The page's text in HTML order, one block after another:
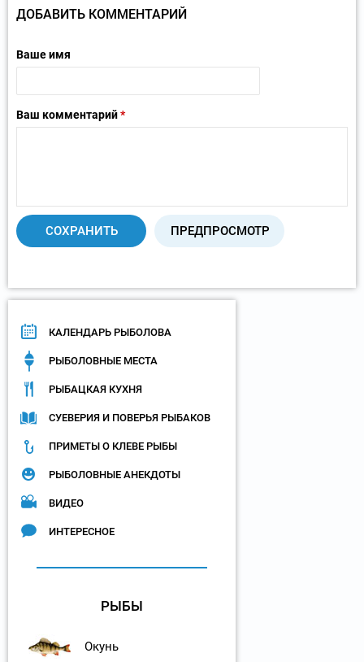
ДОБАВИТЬ КОММЕНТАРИЙ
Ваше имя
Ваш комментарий*
КАЛЕНДАРЬ РЫБОЛОВА
РЫБОЛОВНЫЕ МЕСТА
РЫБАЦКАЯ КУХНЯ
СУЕВЕРИЯ И ПОВЕРЬЯ РЫБАКОВ
ПРИМЕТЫ О КЛЕВЕ РЫБЫ
РЫБОЛОВНЫЕ АНЕКДОТЫ
ВИДЕО
ИНТЕРЕСНОЕ
РЫБЫ
Окунь